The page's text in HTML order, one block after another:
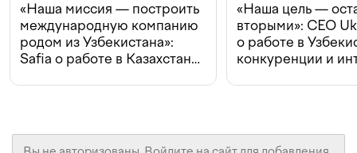
«Наша миссия — построить
международную компанию
родом из Узбекистана»:
Safia о работе в Казахстане,
«Наша цель —
вторыми»: CEO
о работе в
конкуренции и